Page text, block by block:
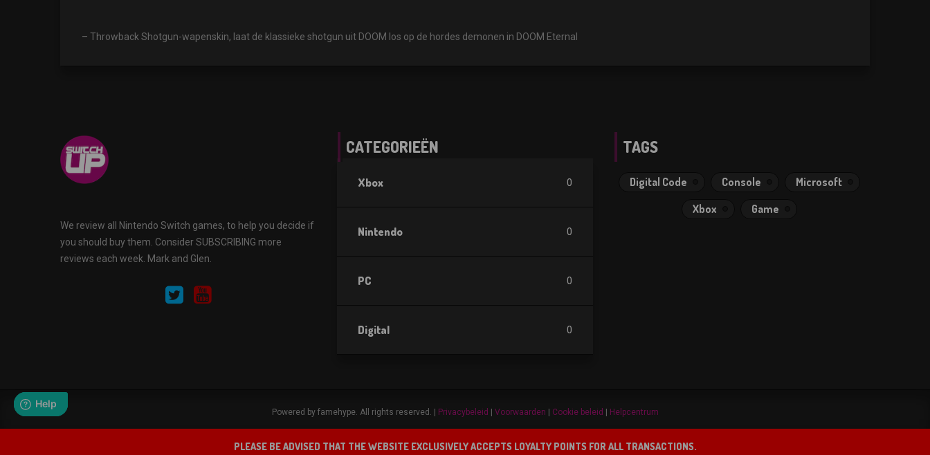
– Throwback Shotgun-wapenskin, laat de klassieke shotgun uit DOOM los op de hordes demonen in DOOM Eternal
We review all Nintendo Switch games, to help you decide if
you should buy them. Consider SUBSCRIBING more
reviews each week. Mark and Glen.
CATEGORIEËN
Xbox 0
Nintendo 0
PC 0
Digital 0
TAGS
Digital Code Console
Microsoft
Xbox
Game
Powered by famehype. All rights reserved. | Privacybeleid Voorwaarden Cookie beleid Helpcentrum
PLEASE BE ADVISED THAT THE WEBSITE EXCLUSIVELY ACCEPTS LOYALTY POINTS FOR ALL TRANSACTIONS.